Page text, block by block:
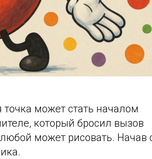
может стать началом
который бросил вызов
может рисовать. Начав